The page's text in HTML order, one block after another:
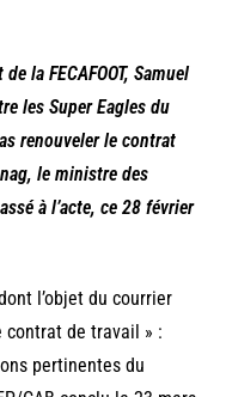
la FECAFOOT, Samuel
les Super Eagles du
renouveler le contrat
le ministre des
à l’acte, ce 28 février
l’objet du courrier
contrat de travail » :
pertinentes du